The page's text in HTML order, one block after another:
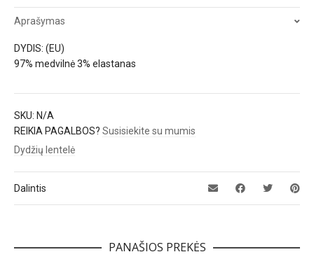
Aprašymas
DYDIS: (EU)
97% medvilnė 3% elastanas
SKU: N/A
REIKIA PAGALBOS? Susisiekite su mumis
Dydžių lentelė
Dalintis
PANAŠIOS PREKĖS